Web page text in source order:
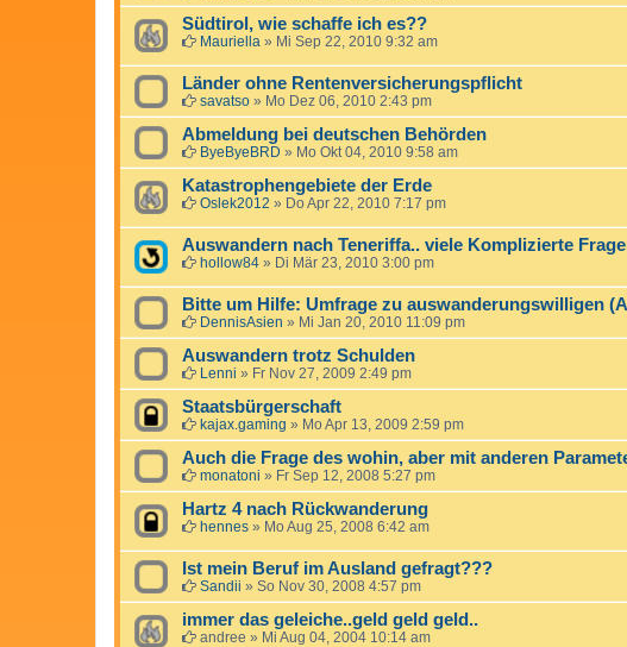
Südtirol, wie schaffe ich es??
Mauriella » Mi Sep 22, 2010 9:32 am
Länder ohne Rentenversicherungspflicht
savatso » Mo Dez 06, 2010 2:43 pm
Abmeldung bei deutschen Behörden
ByeByeBRD » Mo Okt 04, 2010 9:58 am
Katastrophengebiete der Erde
Oslek2012 » Do Apr 22, 2010 7:17 pm
Auswandern nach Teneriffa.. viele Komplizierte
hollow84 » Di Mär 23, 2010 3:00 pm
Bitte um Hilfe: Umfrage zu auswanderungswilligen
DennisAsien » Mi Jan 20, 2010 11:09 pm
Auswandern trotz Schulden
Lenni » Fr Nov 27, 2009 2:49 pm
Staatsbürgerschaft
kajax.gaming » Mo Apr 13, 2009 2:59 pm
Auch die Frage des wohin, aber mit anderen
monatoni » Fr Sep 12, 2008 5:27 pm
Hartz 4 nach Rückwanderung
hennes » Mo Aug 25, 2008 6:42 am
Ist mein Beruf im Ausland gefragt???
Sandii » So Nov 30, 2008 4:57 pm
immer das geleiche..geld geld geld..
andree » Mi Aug 04, 2004 10:14 am